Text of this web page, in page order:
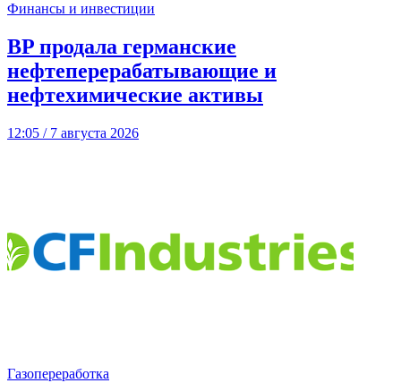
Финансы и инвестиции
BP продала германские
нефтеперерабатывающие и
нефтехимические активы
12:05 / 7 августа 2026
Газопереработка